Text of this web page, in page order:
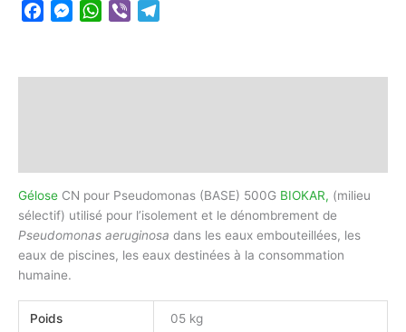
FacebookMessenger
WhatsApp
Viber
Gélose CN pour Pseudomonas (BASE) 500G BIOKAR, (milieu
sélectif) utilisé pour l’isolement et le dénombrement de
Pseudomonas aeruginosa dans les eaux embouteillées, les
eaux de piscines, les eaux destinées à la consommation
humaine.
Poids 05 kg